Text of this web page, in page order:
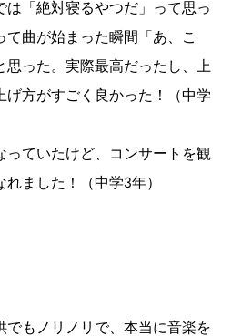
は「絶対寝るやつだ」って思っ
て曲が始まった瞬間「あ、こ
思った。実際最高だったし、上
げ方がすごく良かった！（中学
っていたけど、コンサートを観
ました！（中学3年）
でもノリノリで、本当に音楽を